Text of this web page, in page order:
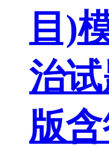
目)
治
版